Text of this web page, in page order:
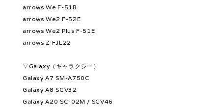
arrows We F-51B
arrows We2 F-52E
arrows We2 Plus F-51E
arrows Z FJL22
▽Galaxy（ギャラクシー）
Galaxy A7 SM-A750C
Galaxy A8 SCV32
Galaxy A20 SC-02M / SCV46